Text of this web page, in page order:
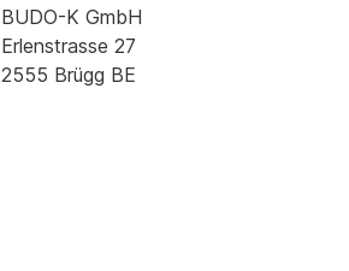
BUDO-K GmbH
Erlenstrasse 27
2555 Brügg BE